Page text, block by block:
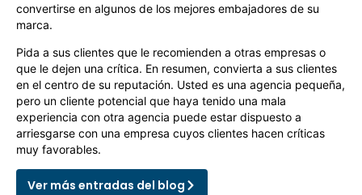
convertirse en algunos de los mejores embajadores de su
marca.
Pida a sus clientes que le recomienden a otras empresas o
que le dejen una crítica. En resumen, convierta a sus clientes
en el centro de su reputación. Usted es una agencia pequeña,
pero un cliente potencial que haya tenido una mala
experiencia con otra agencia puede estar dispuesto a
arriesgarse con una empresa cuyos clientes hacen críticas
muy favorables.
Ver más entradas del blog